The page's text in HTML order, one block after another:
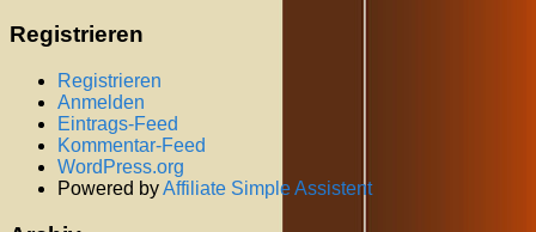
Registrieren
Registrieren
Anmelden
Eintrags-Feed
Kommentar-Feed
WordPress.org
Powered byAffiliate Simple Assistent